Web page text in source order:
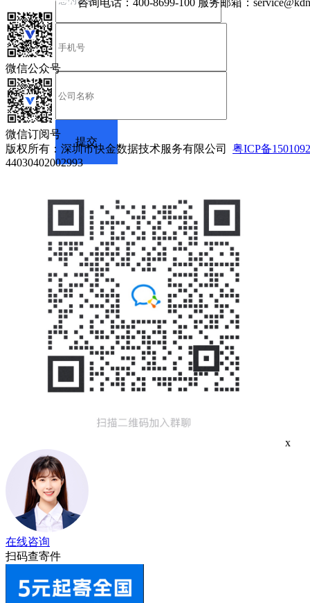
咨询电话： 400-8699-100 服务邮箱：
微信公众号
微信订阅号
版权所有：深圳市快金数据技术服务有限公司 粤ICP备
44030402002993
x
在线咨询
扫码查寄件